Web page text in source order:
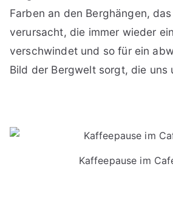
Farben an den Berghängen,
verursacht, die immer wieder
verschwindet und so für ein
Bild der Bergwelt sorgt, die uns
Kaffeepause im